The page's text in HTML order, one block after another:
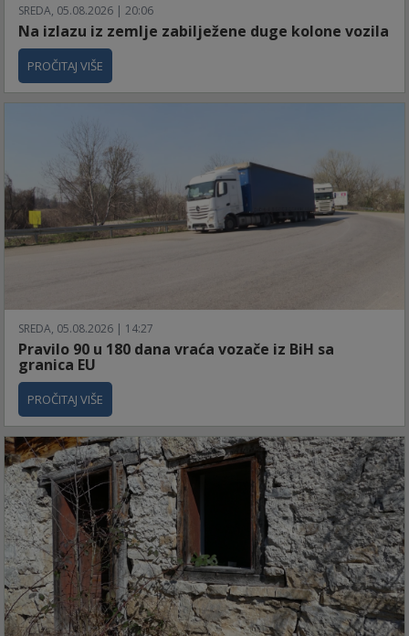
SREDA, 05.08.2026 | 20:06
Na izlazu iz zemlje zabilježene duge kolone vozila
PROČITAJ VIŠE
SREDA, 05.08.2026 | 14:27
Pravilo 90 u 180 dana vraća vozače iz BiH sa
granica EU
PROČITAJ VIŠE